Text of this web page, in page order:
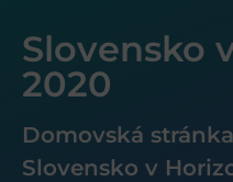
Slovensko
2020
Domovská stránka
Slovensko v